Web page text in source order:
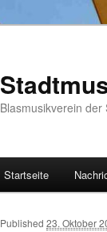
Blasmusikverein
Startseite
Published 23. Oktober